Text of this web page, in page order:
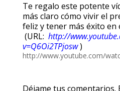
Te regalo este potente
más claro cómo vivir el
feliz y tener más éxito en
(URL: http://
v=Q6Oi2TPjosw)
http://www.youtube.com/
Déjame tus comentarios.